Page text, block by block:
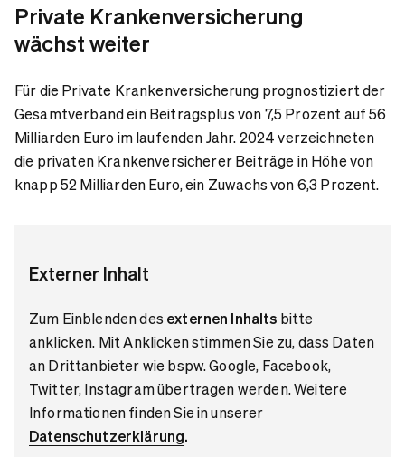
Private Krankenversicherung
wächst weiter
Für die Private Krankenversicherung prognostiziert der
Gesamtverband ein Beitragsplus von 7,5 Prozent auf 56
Milliarden Euro im laufenden Jahr. 2024 verzeichneten
die privaten Krankenversicherer Beiträge in Höhe von
knapp 52 Milliarden Euro, ein Zuwachs von 6,3 Prozent.
Externer Inhalt
Zum Einblenden des externen Inhalts bitte
anklicken. Mit Anklicken stimmen Sie zu, dass Daten
an Drittanbieter wie bspw. Google, Facebook,
Twitter, Instagram übertragen werden. Weitere
Informationen finden Sie in unserer
Datenschutzerklärung.